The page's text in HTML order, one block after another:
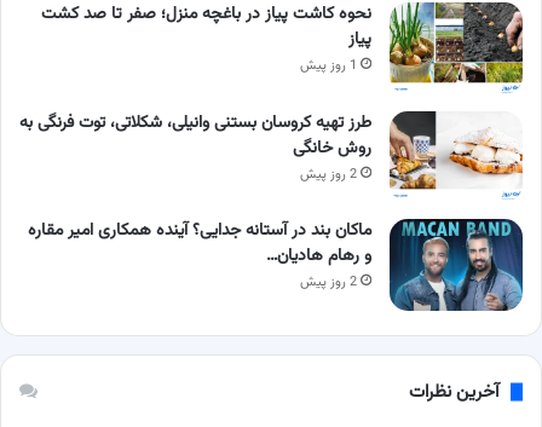
نحوه کاشت پیاز در باغچه منزل؛ صفر تا صد کشت
پیاز
1 روز پیش
طرز تهیه کروسان بستنی وانیلی، شکلاتی، توت فرنگی به
روش خانگی
2 روز پیش
ماکان بند در آستانه جدایی؟ آینده همکاری امیر مقاره
و رهام هادیان…
2 روز پیش
آخرین نظرات